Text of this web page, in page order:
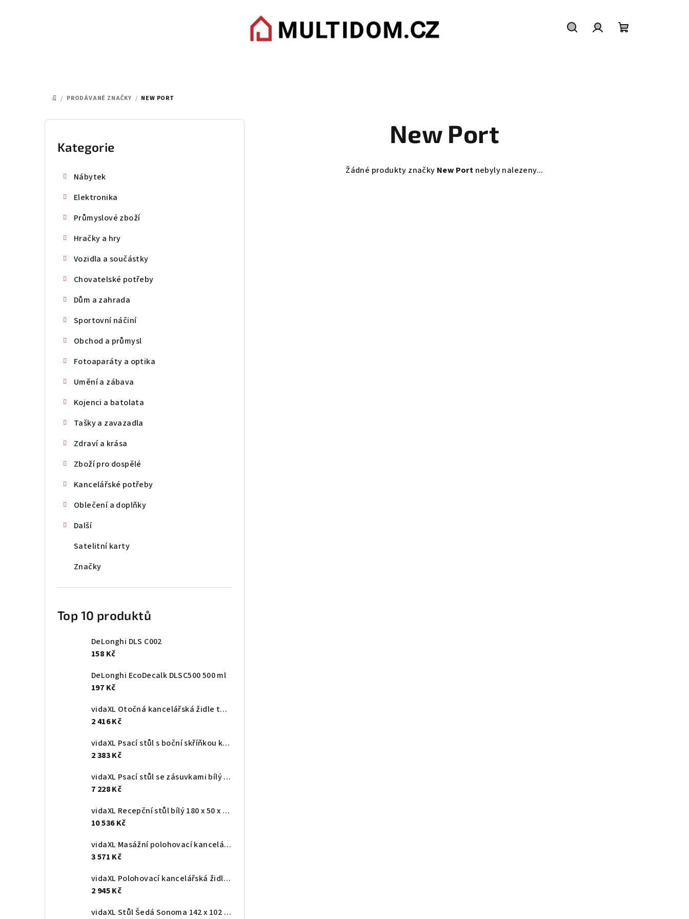
DOMŮ
/ PRODÁVANÉ ZNAČKY / NEW PORT
P
Přeskočit
kategorie
Kategorie
Nábytek
Elektronika
Průmyslové zboží
Hračky a hry
Vozidla a součástky
Chovatelské potřeby
Dům a zahrada
Sportovní náčiní
Obchod a průmysl
Fotoaparáty a optika
Umění a zábava
Kojenci a batolata
Tašky a zavazadla
Zdraví a krása
Zboží pro dospělé
Kancelářské potřeby
Oblečení a doplňky
Další
Satelitní karty
Značky
Top 10 produktů
DeLonghi DLS C002
158 Kč
DeLonghi EcoDecalk DLSC500 500 ml
197 Kč
vidaXL Otočná kancelářská židle tmavě zelená textil
2 416 Kč
vidaXL Psací stůl s boční skříňkou kouřový dub kompozitní dřevo
2 383 Kč
vidaXL Psací stůl se zásuvkami bílý 117 x 57 x 75 cm recyklované dřevo
7 228 Kč
vidaXL Recepční stůl bílý 180 x 50 x 103,5 cm, z umělého dřeva
10 536 Kč
vidaXL Masážní polohovací kancelářské křeslo světle šedé textil
3 571 Kč
vidaXL Polohovací kancelářská židle hnědá textil
2 945 Kč
vidaXL Stůl Šedá Sonoma 142 x 102 x 73 cm Kompozitní dřevo
New Port
Žádné produkty značky New Port nebyly nalezeny...